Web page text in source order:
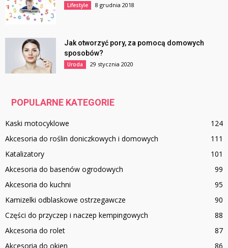
Lifestyle 8 grudnia 2018
Jak otworzyć pory, za pomocą domowych
sposobów?
Uroda 29 stycznia 2020
POPULARNE KATEGORIE
Kaski motocyklowe
124
Akcesoria do roślin doniczkowych i domowych
111
Katalizatory
101
Akcesoria do basenów ogrodowych
99
Akcesoria do kuchni
95
Kamizelki odblaskowe ostrzegawcze
90
Części do przyczep i naczep kempingowych
88
Akcesoria do rolet
87
Akcesoria do okien
86